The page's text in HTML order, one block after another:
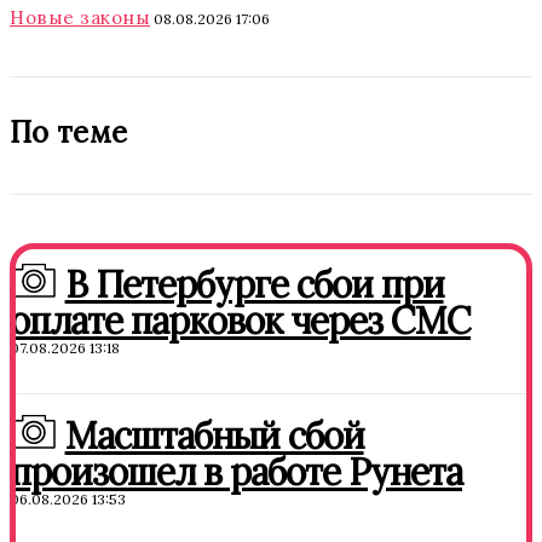
Новые законы 08.08.2026 17:06
По теме
В Петербурге сбои при
оплате парковок через СМС
07.08.2026 13:18
Масштабный сбой
произошел в работе Рунета
06.08.2026 13:53